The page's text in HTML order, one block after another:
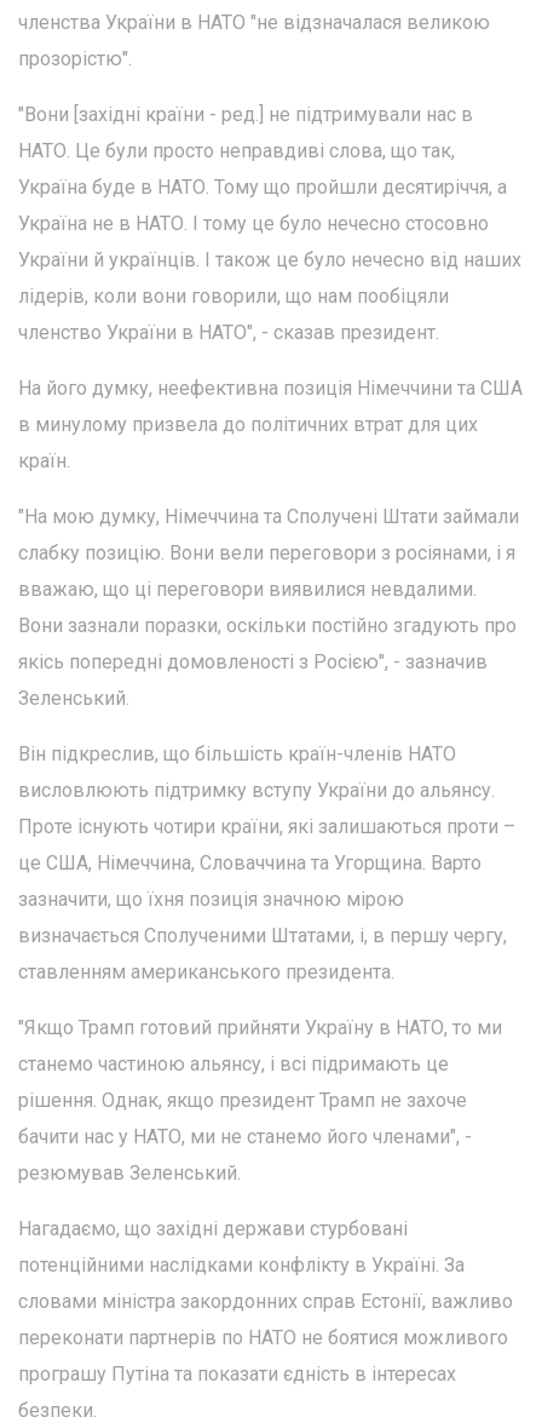
членства України в НАТО "не відзначалася великою
прозорістю".
"Вони [західні країни - ред.] не підтримували нас в
НАТО. Це були просто неправдиві слова, що так,
Україна буде в НАТО. Тому що пройшли десятиріччя, а
Україна не в НАТО. І тому це було нечесно стосовно
України й українців. І також це було нечесно від наших
лідерів, коли вони говорили, що нам пообіцяли
членство України в НАТО", - сказав президент.
На його думку, неефективна позиція Німеччини та США
в минулому призвела до політичних втрат для цих
країн.
"На мою думку, Німеччина та Сполучені Штати займали
слабку позицію. Вони вели переговори з росіянами, і я
вважаю, що ці переговори виявилися невдалими.
Вони зазнали поразки, оскільки постійно згадують про
якісь попередні домовленості з Росією", - зазначив
Зеленський.
Він підкреслив, що більшість країн-членів НАТО
висловлюють підтримку вступу України до альянсу.
Проте існують чотири країни, які залишаються проти –
це США, Німеччина, Словаччина та Угорщина. Варто
зазначити, що їхня позиція значною мірою
визначається Сполученими Штатами, і, в першу чергу,
ставленням американського президента.
"Якщо Трамп готовий прийняти Україну в НАТО, то ми
станемо частиною альянсу, і всі підримають це
рішення. Однак, якщо президент Трамп не захоче
бачити нас у НАТО, ми не станемо його членами", -
резюмував Зеленський.
Нагадаємо, що західні держави стурбовані
потенційними наслідками конфлікту в Україні. За
словами міністра закордонних справ Естонії, важливо
переконати партнерів по НАТО не боятися можливого
програшу Путіна та показати єдність в інтересах
безпеки.